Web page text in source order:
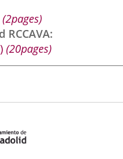
(2pages)
) (20pages)